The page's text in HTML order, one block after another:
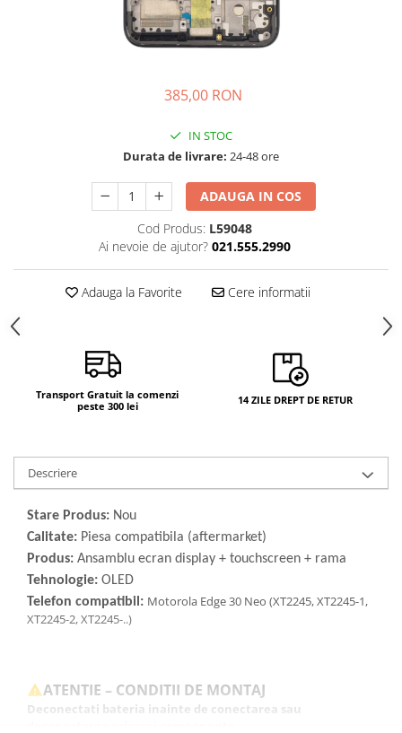
Module si conectori incarcare
Suruburi si adezivi
Touchscreen
Piese din dezmembrari (SWAP)
Scule Service GSM
385,00 RON
IN STOC
Durata de livrare: 24-48 ore
ADAUGA IN COS
Cod Produs: L59048
Ai nevoie de ajutor? 021.555.2990
Adauga la Favorite Cere informatii
Transport Gratuit la comenzi
peste 300 lei
14 ZILE DREPT DE RETUR
Descriere
Stare Produs: Nou
Calitate: Piesa compatibila (aftermarket)
Produs: Ansamblu ecran display + touchscreen + rama
Tehnologie: OLED
Telefon compatibil: Motorola Edge 30 Neo (XT2245, XT2245-1,
XT2245-2, XT2245-..)
ATENTIE – CONDITII DE MONTAJ
Deconectati bateria inainte de conectarea sau